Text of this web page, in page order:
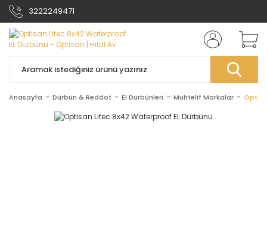
3222249471
Anasayfa Dürbün & Reddot El Dürbünleri Muhtelif Markalar